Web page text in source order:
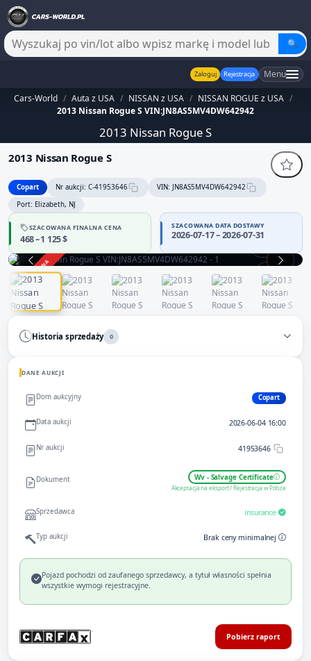
🔍
Zaloguj Rejestracja Menu
Cars-World / Auta z USA / NISSAN z USA / NISSAN ROGUE z USA /
2013 Nissan Rogue S VIN:JN8AS5MV4DW642942
2013 Nissan Rogue S
2013 Nissan Rogue S
Copart Nr aukcji: C-41953646
VIN: JN8AS5MV4DW642942
Port: Elizabeth, NJ
SZACOWANA FINALNA CENA
468 – 1 125 $
SZACOWANA DATA DOSTAWY
2026-07-17 – 2026-07-31
ZAKOŃCZONA
Historia sprzedaży 0
DANE AUKCJI
Dom aukcyjny Copart
Data aukcji 2026-06-04 16:00
Nr aukcji 41953646
Dokument Wv - Salvage Certificate
Akceptacja na eksport / Rejestracja w Polsce
Sprzedawca insurance
Typ aukcji Brak ceny minimalnej
Pojazd pochodzi od zaufanego sprzedawcy, a tytuł własności spełnia
wszystkie wymogi rejestracyjne.
Pobierz raport